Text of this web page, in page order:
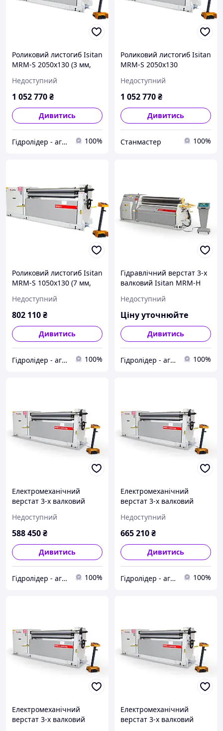
Роликовий листогиб Isitan
MRM-S 2050x130 (3 мм,
Недоступний
1 052 770₴
Дивитись
Гідролідер - агротехніка, промислове та будівельне обладнання 100%
Роликовий листогиб Isitan
MRM-S 2050x130
Недоступний
1 052 770₴
Дивитись
Станмастер 100%
Роликовий листогиб Isitan
MRM-S 1050x130 (7 мм,
Недоступний
802 110₴
Дивитись
Гідролідер - агротехніка, промислове та будівельне обладнання 100%
Гідравлічний верстат 3-х
валковий Isitan MRM-H
Недоступний
Ціну уточнюйте
Дивитись
Гідролідер - агротехніка, промислове та будівельне обладнання 100%
Електромеханічний
верстат 3-х валковий
Недоступний
588 450₴
Дивитись
Гідролідер - агротехніка, промислове та будівельне обладнання 100%
Електромеханічний
верстат 3-х валковий
Недоступний
665 210₴
Дивитись
Гідролідер - агротехніка, промислове та будівельне обладнання 100%
Електромеханічний
верстат 3-х валковий
Електромеханічний
верстат 3-х валковий